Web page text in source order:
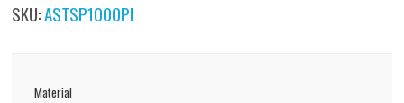
SKU:ASTSP1000PI
Material